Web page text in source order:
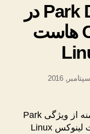
آموزش Park Domain در
سی‌پنل Cpanel هاست
برای نمایش یک سایت با چندین دامنه از ویژگی Park
Domain در سی‌پنل Cpanel هاست لینوکس Linux